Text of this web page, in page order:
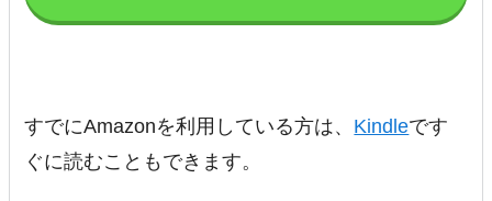
すでにAmazonを利用している方は、 Kindleです
ぐに読むこともできます。